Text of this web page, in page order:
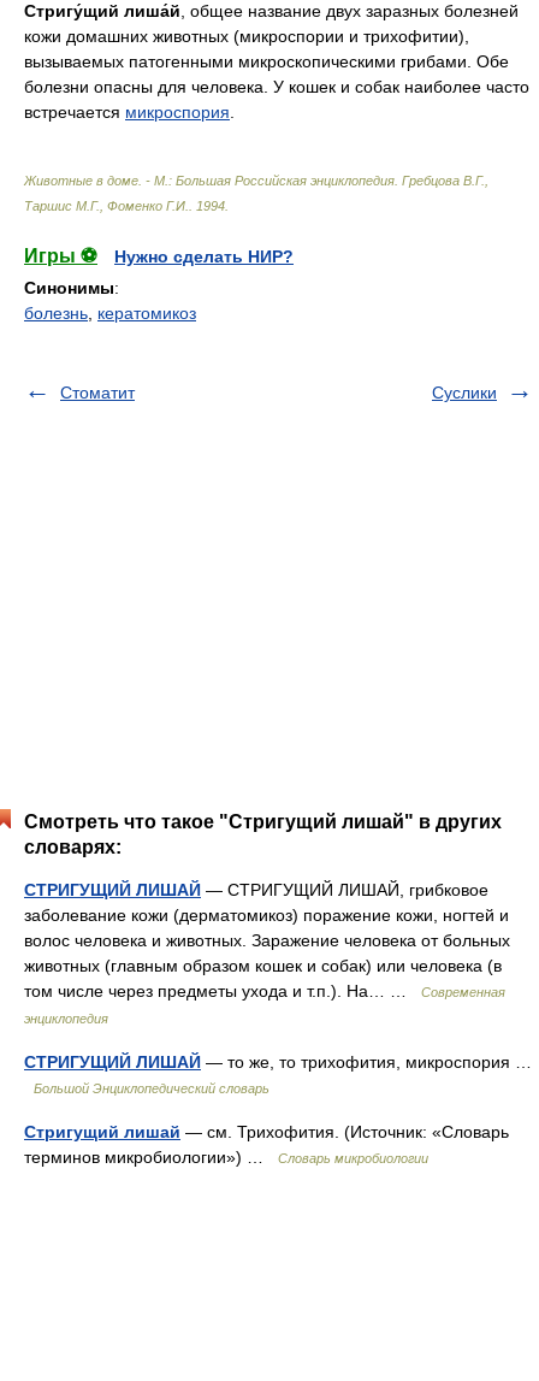
Стригу́щий лиша́й , общее название двух заразных болезней
кожи домашних животных (микроспории и трихофитии),
вызываемых патогенными микроскопическими грибами. Обе
болезни опасны для человека. У кошек и собак наиболее часто
встречается микроспория
Животные в доме. - М.: Большая Российская энциклопедия Гребцова В.Г.,
Таршис М.Г., Фоменко Г.И.
1994
Игры ⚽
Нужно сделать НИР?
Синонимы:
болезнь кератомикоз
Стоматит Суслики
Смотреть что такое "Стригущий лишай" в других
словарях:
СТРИГУЩИЙ ЛИШАЙ — СТРИГУЩИЙ ЛИШАЙ, грибковое
заболевание кожи (дерматомикоз) поражение кожи, ногтей и
волос человека и животных. Заражение человека от больных
животных (главным образом кошек и собак) или человека (в
том числе через предметы ухода и т.п.). На… …
Современная
энциклопедия
СТРИГУЩИЙ ЛИШАЙ — то же, то трихофития, микроспория …
Большой Энциклопедический словарь
Стригущий лишай — см. Трихофития. (Источник: «Словарь
терминов микробиологии») …
Словарь микробиологии